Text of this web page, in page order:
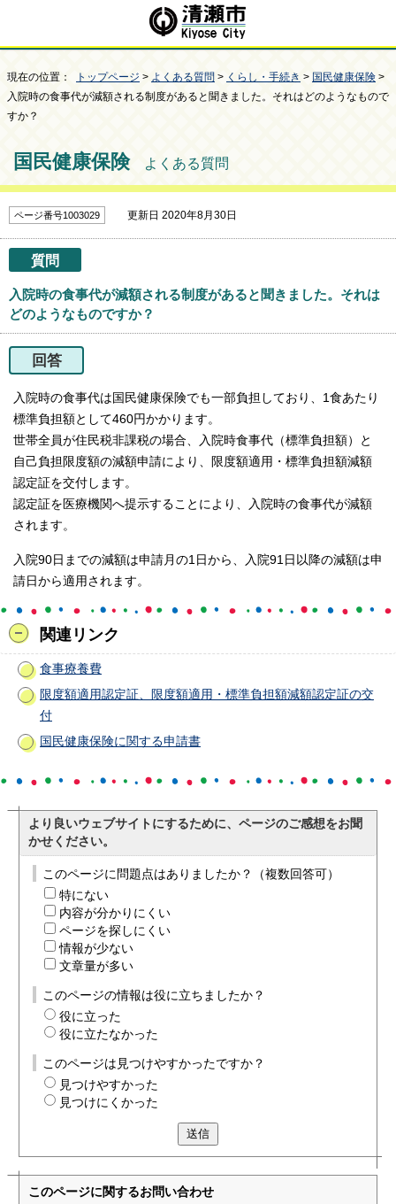
現在の位置： トップページ > よくある質問 > くらし・手続き > 国民健康保険 >
入院時の食事代が減額される制度があると聞きました。それはどのようなもので
すか？
国民健康保険よくある質問
ページ番号1003029 更新日 2020年8月30日
質問
入院時の食事代が減額される制度があると聞きました。それは
どのようなものですか？
回答
入院時の食事代は国民健康保険でも一部負担しており、1食あたり
標準負担額として460円かかります。
世帯全員が住民税非課税の場合、入院時食事代（標準負担額）と
自己負担限度額の減額申請により、限度額適用・標準負担額減額
認定証を交付します。
認定証を医療機関へ提示することにより、入院時の食事代が減額
されます。
入院90日までの減額は申請月の1日から、入院91日以降の減額は申
請日から適用されます。
関連リンク
食事療養費
限度額適用認定証、限度額適用・標準負担額減額認定証の交
付
国民健康保険に関する申請書
より良いウェブサイトにするために、ページのご感想をお聞
かせください。
このページに問題点はありましたか？（複数回答可）
特にない
内容が分かりにくい
ページを探しにくい
情報が少ない
文章量が多い
このページの情報は役に立ちましたか？
役に立った
役に立たなかった
このページは見つけやすかったですか？
見つけやすかった
見つけにくかった
送信
このページに関するお問い合わせ